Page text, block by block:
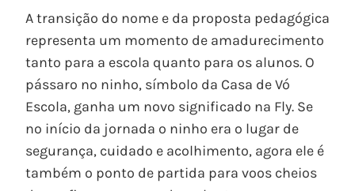
A transição do nome e da proposta pedagógica
representa um momento de amadurecimento
tanto para a escola quanto para os alunos. O
pássaro no ninho, símbolo da Casa de Vó
Escola, ganha um novo significado na Fly. Se
no início da jornada o ninho era o lugar de
segurança, cuidado e acolhimento, agora ele é
também o ponto de partida para voos cheios